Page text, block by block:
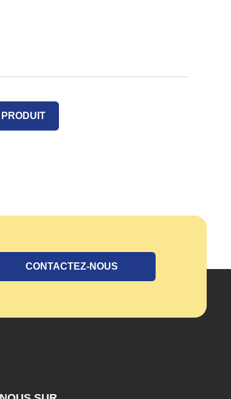
CONTACTEZ-NOUS